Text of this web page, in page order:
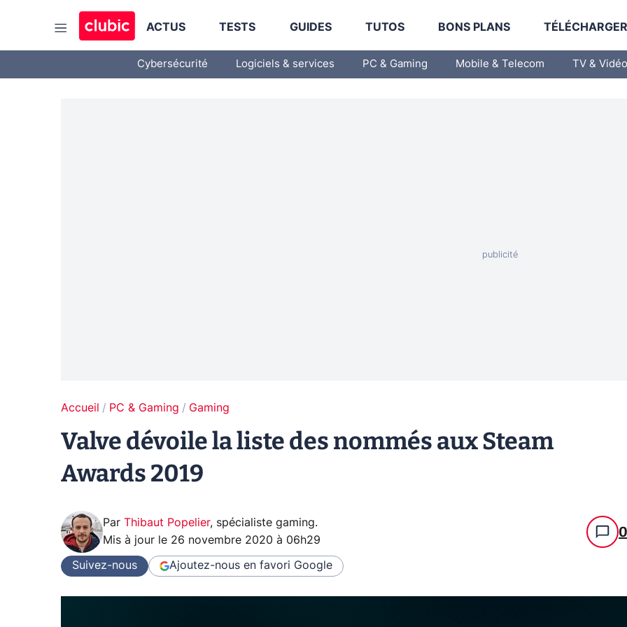
ACTUS TESTS GUIDES TUTOS BONS PLANS
Cybersécurité Logiciels & services PC & Gaming Mobile & Telecom TV & Vidéo
Accueil PC & Gaming Gaming
Valve dévoile la liste des nommés aux Steam
Awards 2019
Par Thibaut Popelier, spécialiste gaming.
Mis à jour le 26 novembre 2020 à 06h29 0
Suivez-nous Ajoutez-nous en favori Google